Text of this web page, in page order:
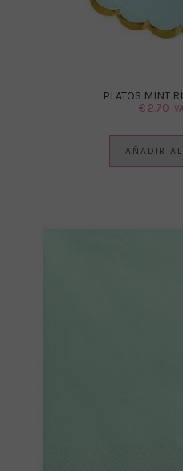
PLATOS MINT
€ 2.70
AÑADIR